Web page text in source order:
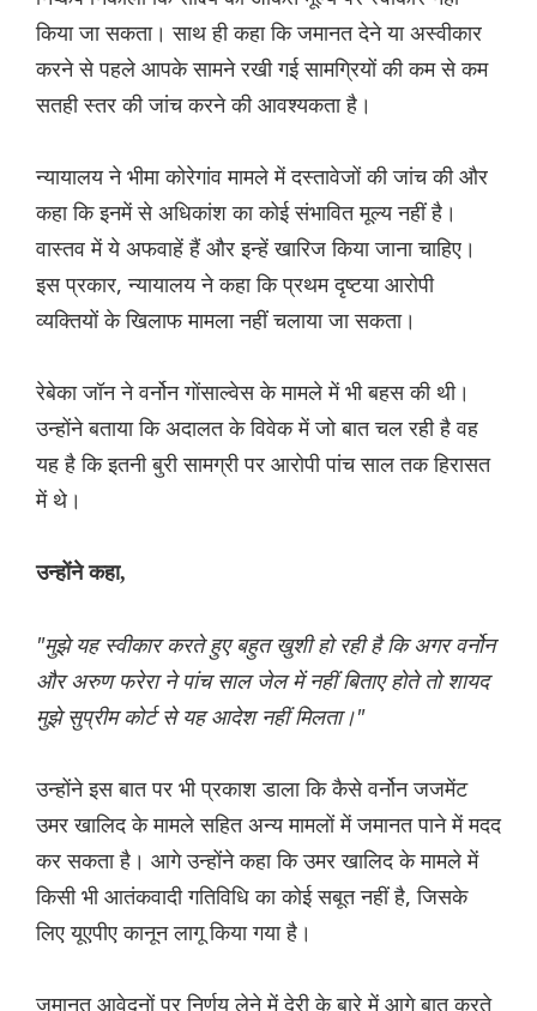
किया जा सकता। साथ ही कहा कि जमानत देने या अस्वीकार
करने से पहले आपके सामने रखी गई सामग्रियों की कम से कम
सतही स्तर की जांच करने की आवश्यकता है।
न्यायालय ने भीमा कोरेगांव मामले में दस्तावेजों की जांच की और
कहा कि इनमें से अधिकांश का कोई संभावित मूल्य नहीं है।
वास्तव में ये अफवाहें हैं और इन्हें खारिज किया जाना चाहिए।
इस प्रकार, न्यायालय ने कहा कि प्रथम दृष्टया आरोपी
व्यक्तियों के खिलाफ मामला नहीं चलाया जा सकता।
रेबेका जॉन ने वर्नोन गोंसाल्वेस के मामले में भी बहस की थी।
उन्होंने बताया कि अदालत के विवेक में जो बात चल रही है वह
यह है कि इतनी बुरी सामग्री पर आरोपी पांच साल तक हिरासत
में थे।
उन्होंने कहा,
"मुझे यह स्वीकार करते हुए बहुत खुशी हो रही है कि अगर वर्नोन
और अरुण फरेरा ने पांच साल जेल में नहीं बिताए होते तो शायद
मुझे सुप्रीम कोर्ट से यह आदेश नहीं मिलता।"
उन्होंने इस बात पर भी प्रकाश डाला कि कैसे वर्नोन जजमेंट
उमर खालिद के मामले सहित अन्य मामलों में जमानत पाने में मदद
कर सकता है। आगे उन्होंने कहा कि उमर खालिद के मामले में
किसी भी आतंकवादी गतिविधि का कोई सबूत नहीं है, जिसके
लिए यूएपीए कानून लागू किया गया है।
जमानत आवेदनों पर निर्णय लेने में देरी के बारे में आगे बात करते